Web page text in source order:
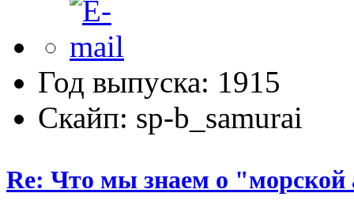
Год выпуска: 1915
Скайп: sp-b_samurai
Re: Что мы знаем о "морской